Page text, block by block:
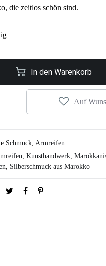
die zeitlos schön sind.
In den Warenkorb
Auf
Schmuck, Armreifen
, Kunsthandwerk,
, Silberschmuck aus Marokko